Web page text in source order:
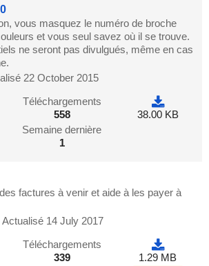
vous masquez le numéro de broche
et vous seul savez où il se trouve.
ne seront pas divulgués, même en cas
22 October 2015
Téléchargements
558
Semaine dernière
1
38.00 KB
factures à venir et aide à les payer à
Actualisé 14 July 2017
Téléchargements
339
1.29 MB